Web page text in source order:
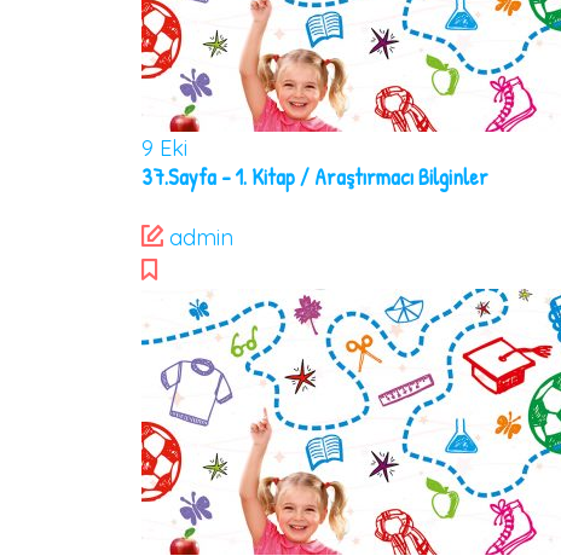
9 Eki
37.Sayfa – 1. Kitap / Araştırmacı Bilginler
admin